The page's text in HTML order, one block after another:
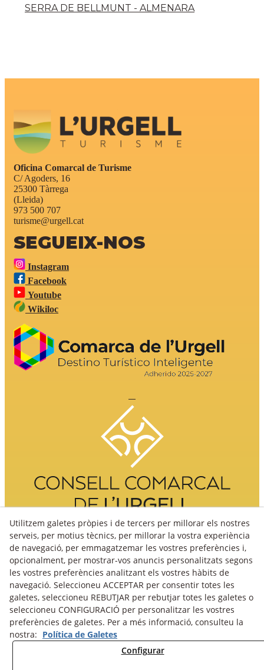
SERRA DE BELLMUNT - ALMENARA
Oficina Comarcal de Turisme
C/ Agoders, 16
25300 Tàrrega
(Lleida)
973 500 707
turisme@urgell.cat
SEGUEIX-NOS
Instagram
Facebook
Youtube
Wikiloc
Avís Legal Política Cookies
Utilitzem galetes pròpies i de tercers per millorar els nostres
serveis, per motius tècnics, per millorar la vostra experiència
de navegació, per emmagatzemar les vostres preferències i,
opcionalment, per mostrar-vos anuncis personalitzats segons
les vostres preferències analitzant els vostres hàbits de
navegació. Seleccioneu ACCEPTAR per consentir totes les
galetes, seleccioneu REBUTJAR per rebutjar totes les galetes o
seleccioneu CONFIGURACIÓ per personalitzar les vostres
preferències de galetes. Per a més informació, consulteu la
nostra: Política de Galetes
Configurar